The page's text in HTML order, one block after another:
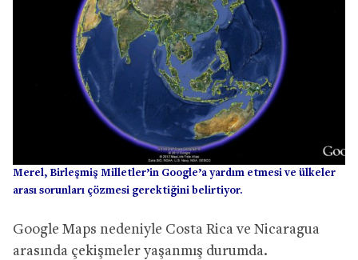
Merel, Birleşmiş Milletler’in Google’a yardım etmesi ve ülkeler
arası sorunları çözmesi gerektiğini belirtiyor.
Google Maps nedeniyle Costa Rica ve Nicaragua
arasında çekişmeler yaşanmış durumda.